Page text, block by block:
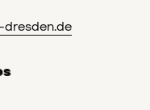
dresden.de